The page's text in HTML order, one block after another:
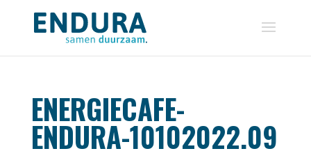
ENERGIECAFE-
ENDURA-10102022.09